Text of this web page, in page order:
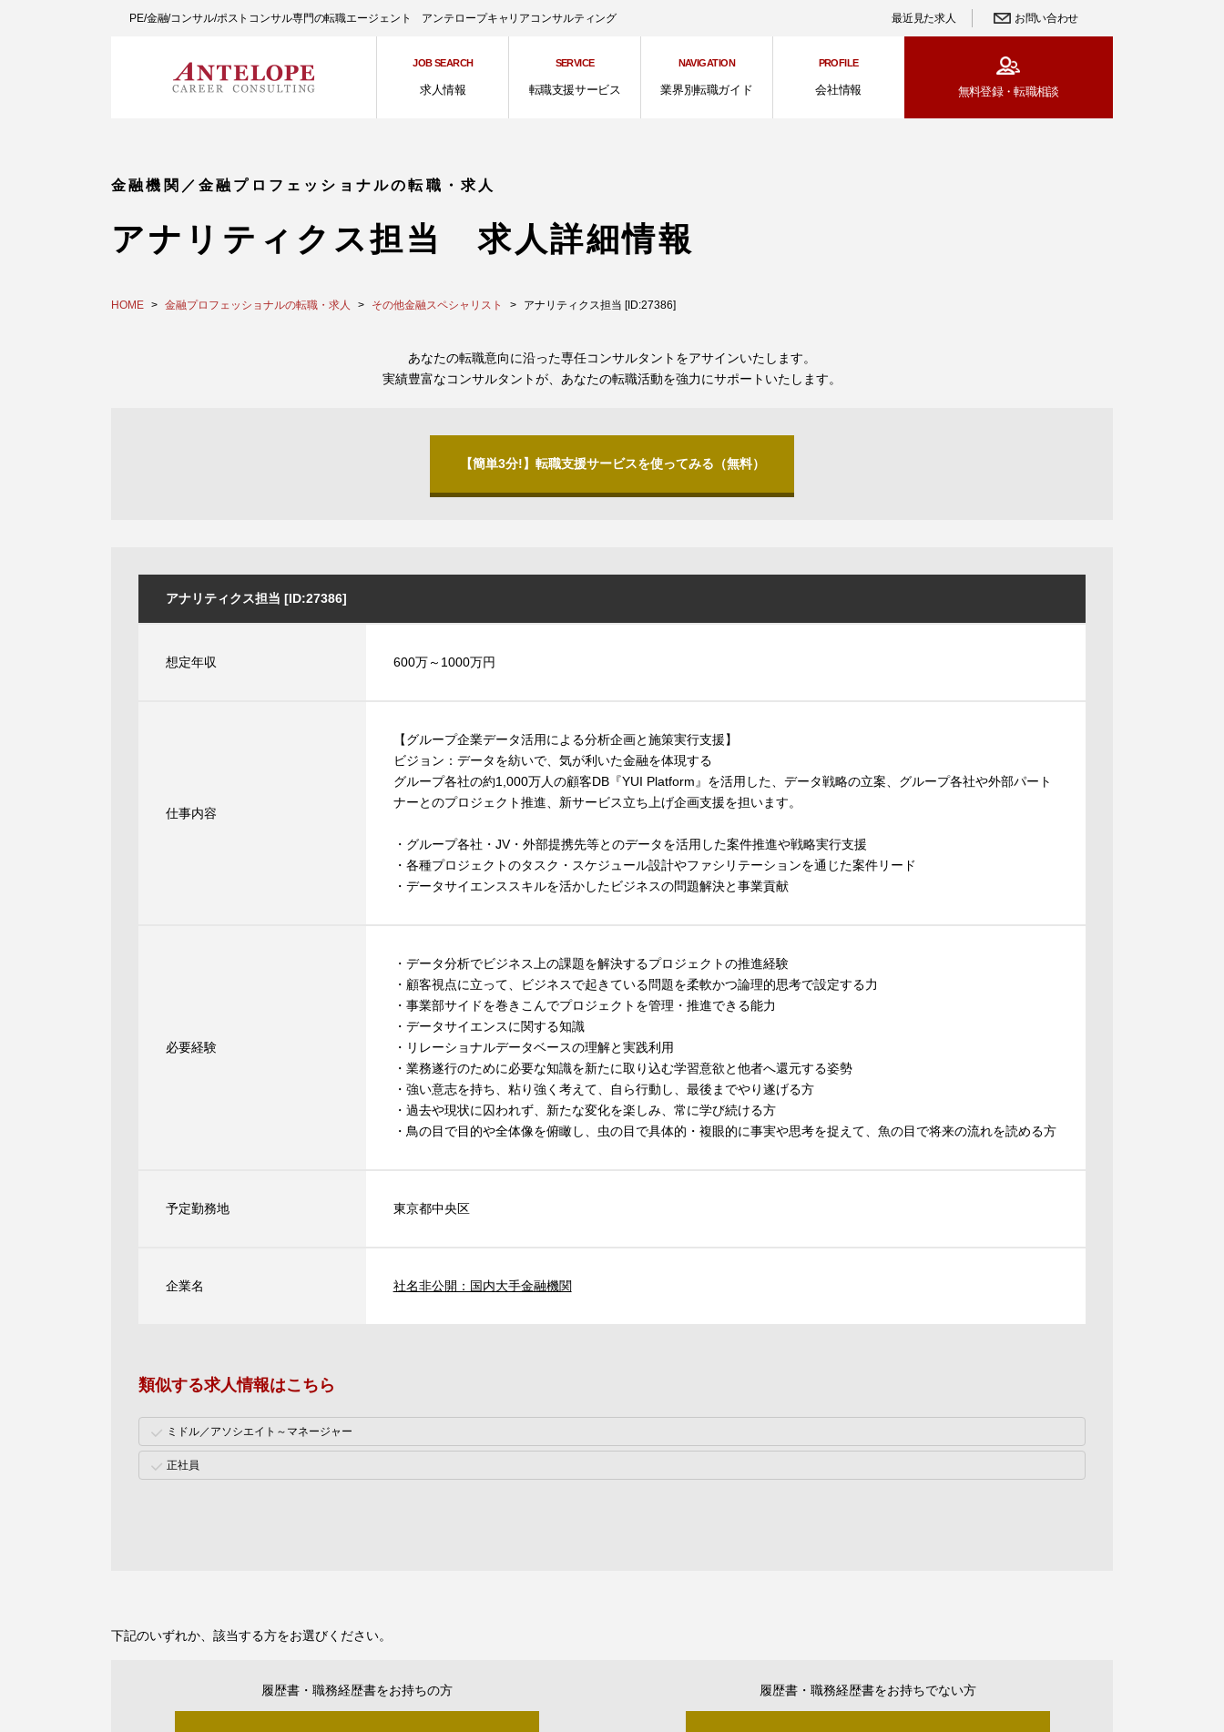
PE/金融/コンサル/ポストコンサル専門の転職エージェント アンテロープキャリアコンサルティング 最近見た求人 お問い合わせ
JOB SEARCH
求人情報
SERVICE
転職支援サービス
NAVIGATION
業界別転職ガイド
PROFILE
会社情報 無料登録・転職相談
金融機関／金融プロフェッショナルの転職・求人
アナリティクス担当 求人詳細情報
HOME 金融プロフェッショナルの転職・求人 その他金融スペシャリスト アナリティクス担当 [ID:27386]
あなたの転職意向に沿った専任コンサルタントをアサインいたします。
実績豊富なコンサルタントが、あなたの転職活動を強力にサポートいたします。
【簡単3分!】転職支援サービスを使ってみる（無料）
アナリティクス担当 [ID:27386]
想定年収 600万～1000万円
仕事内容
【グループ企業データ活用による分析企画と施策実行支援】
ビジョン：データを紡いで、気が利いた金融を体現する
グループ各社の約1,000万人の顧客DB『YUI Platform』を活用した、データ戦略の立案、グループ各社や外部パート
ナーとのプロジェクト推進、新サービス立ち上げ企画支援を担います。
・グループ各社・JV・外部提携先等とのデータを活用した案件推進や戦略実行支援
・各種プロジェクトのタスク・スケジュール設計やファシリテーションを通じた案件リード
・データサイエンススキルを活かしたビジネスの問題解決と事業貢献
必要経験
・データ分析でビジネス上の課題を解決するプロジェクトの推進経験
・顧客視点に立って、ビジネスで起きている問題を柔軟かつ論理的思考で設定する力
・事業部サイドを巻きこんでプロジェクトを管理・推進できる能力
・データサイエンスに関する知識
・リレーショナルデータベースの理解と実践利用
・業務遂行のために必要な知識を新たに取り込む学習意欲と他者へ還元する姿勢
・強い意志を持ち、粘り強く考えて、自ら行動し、最後までやり遂げる方
・過去や現状に囚われず、新たな変化を楽しみ、常に学び続ける方
・鳥の目で目的や全体像を俯瞰し、虫の目で具体的・複眼的に事実や思考を捉えて、魚の目で将来の流れを読める方
予定勤務地 東京都中央区
企業名 社名非公開：国内大手金融機関
類似する求人情報はこちら
ミドル／アソシエイト～マネージャー
正社員
下記のいずれか、該当する方をお選びください。
履歴書・職務経歴書をお持ちの方 履歴書・職務経歴書をお持ちでない方